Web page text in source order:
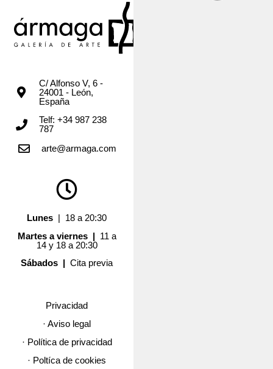
C/ Alfonso V, 6 -
24001 - León,
España
Telf: +34 987 238
787
arte@armaga.com
Lunes | 18 a 20:30
Martes a viernes | 11 a
14 y 18 a 20:30
Sábados |Cita previa
Privacidad
· Aviso legal
· Política de privacidad
· Poltíca de cookies